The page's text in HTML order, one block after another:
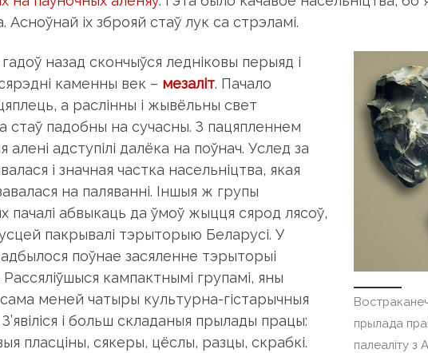
Асноўнай іх зброяй стаў лук са стрэламі.
прылада
палеалiту з
назад скончыўся ледніковы перыяд і
каменны век – мезаліт. Пачало
а раслінны і жывёльны свет
стаў падобны на сучасны. З пацяпленнем
алені адступілі далёка на поўнач. Услед за
і значная частка насельніцтва, якая
на паляванні. Іншыя ж групы
пачалі абвыкаць да ўмоў жыцця сярод лясоў,
пакрывалі тэрыторыю Беларусі. У
поўнае засяленне тэрыторыі
Рассяліўшыся кампактнымі групамі, яны
меней чатыры культурна-гістарычныя
З’явіліся і больш складаныя прылады працы:
пласціны, сякеры, цёслы, разцы, скрабкі.